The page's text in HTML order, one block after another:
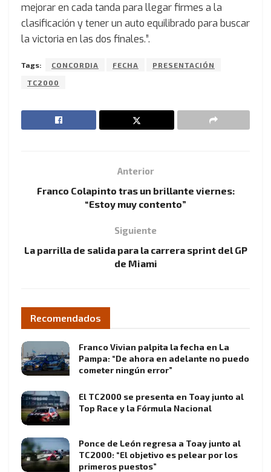
mejorar en cada tanda para llegar firmes a la
clasificación y tener un auto equilibrado para buscar
la victoria en las dos finales.”.
Tags: CONCORDIA FECHA PRESENTACIÓN
TC2000
Anterior
Franco Colapinto tras un brillante viernes:
“Estoy muy contento”
Siguiente
La parrilla de salida para la carrera sprint del GP
de Miami
Recomendados
Franco Vivian palpita la fecha en La
Pampa: “De ahora en adelante no puedo
cometer ningún error”
El TC2000 se presenta en Toay junto al
Top Race y la Fórmula Nacional
Ponce de León regresa a Toay junto al
TC2000: “El objetivo es pelear por los
primeros puestos”